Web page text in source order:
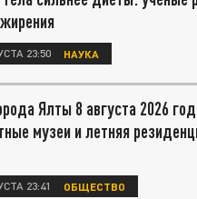
23:50 НАУКА
Ялты 8 августа 2026
музеи и летняя
23:41 ОБЩЕСТВО